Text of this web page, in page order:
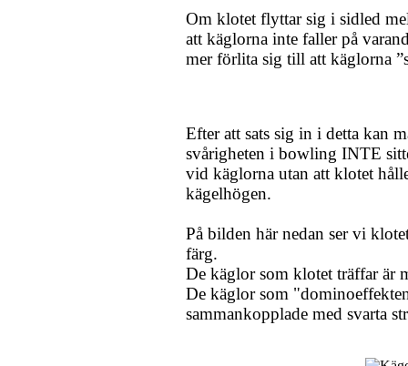
Om klotet flyttar sig i sidled
att käglorna inte faller på
mer förlita sig till att käglorna
Efter att sats sig in i detta kan
svårigheten i bowling INTE
vid käglorna utan att klotet
kägelhögen.
På bilden här nedan ser vi
färg.
De käglor som klotet träffar är
De käglor som
sammankopplade med svarta